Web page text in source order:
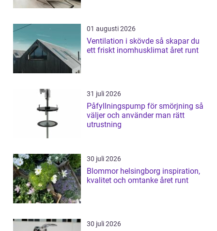
01 augusti 2026
Ventilation i skövde så skapar du
ett friskt inomhusklimat året runt
31 juli 2026
Påfyllningspump för smörjning så
väljer och använder man rätt
utrustning
30 juli 2026
Blommor helsingborg inspiration,
kvalitet och omtanke året runt
30 juli 2026